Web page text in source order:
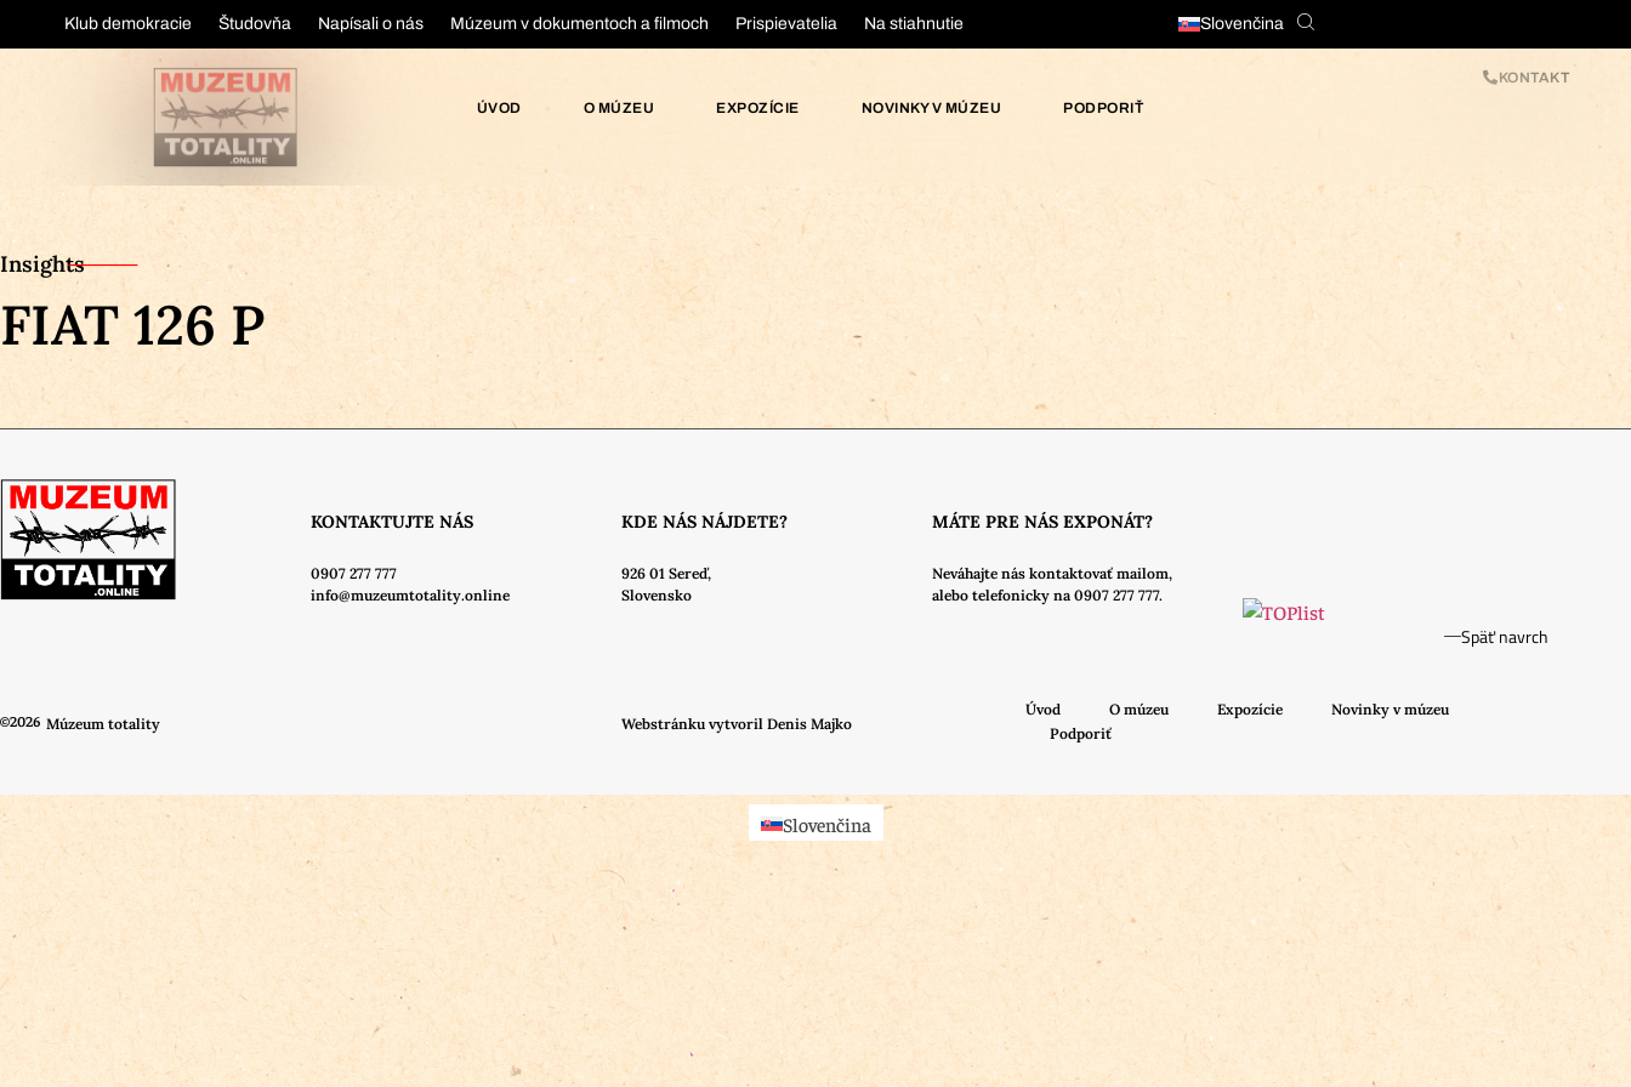
Klub demokracie Študovňa Napísali o nás Múzeum v dokumentoch a filmoch Prispievatelia Na stiahnutie Slovenčina
ÚVOD O MÚZEU EXPOZÍCIE NOVINKY V MÚZEU PODPORIŤ
KONTAKT
Insights
FIAT 126 P
KONTAKTUJTE NÁS
0907 277 777
info@muzeumtotality.online
KDE NÁS NÁJDETE?
926 01 Sereď,
Slovensko
MÁTE PRE NÁS EXPONÁT?
Neváhajte nás kontaktovať mailom,
alebo telefonicky na 0907 277 777.
©2026 Múzeum totality Webstránku vytvoril Denis Majko
Úvod O múzeu Expozície
Novinky v múzeu
Podporiť
Späť navrch
Slovenčina